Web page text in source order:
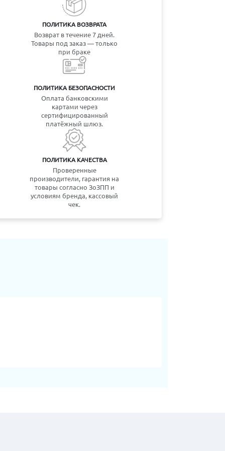
ПОЛИТИКА ВОЗВРАТА
Возврат в течение 7 дней.
Товары под заказ — только
при браке
ПОЛИТИКА БЕЗОПАСНОСТИ
Оплата банковскими
картами через
сертифицированный
платёжный шлюз.
ПОЛИТИКА КАЧЕСТВА
Проверенные
производители, гарантия на
товары согласно ЗоЗПП и
условиям бренда, кассовый
чек.